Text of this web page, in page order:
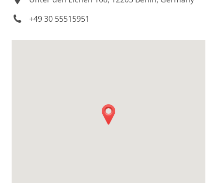
+49 30 55515951